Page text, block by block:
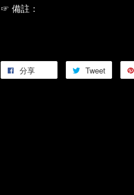
☞ 備註：
分享 Tweet